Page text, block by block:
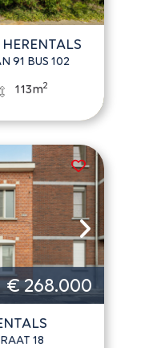
91 BUS 102
113m2
€ 268.000
18